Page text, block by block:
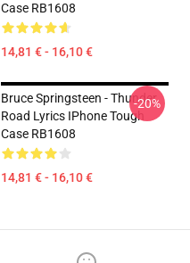
Case RB1608
14,81 € - 16,10 €
Bruce Springsteen - Thunder
Road Lyrics IPhone Tough
Case RB1608
14,81 € - 16,10 €
-20%